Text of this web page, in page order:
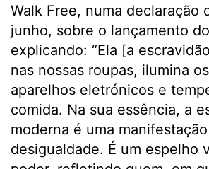
Walk Free, numa declaração
junho, sobre o lançamento
explicando: “Ela [a
nas nossas roupas, ilumina
aparelhos eletrónicos e
comida. Na sua essência, a
moderna é uma
desigualdade. É um espelho